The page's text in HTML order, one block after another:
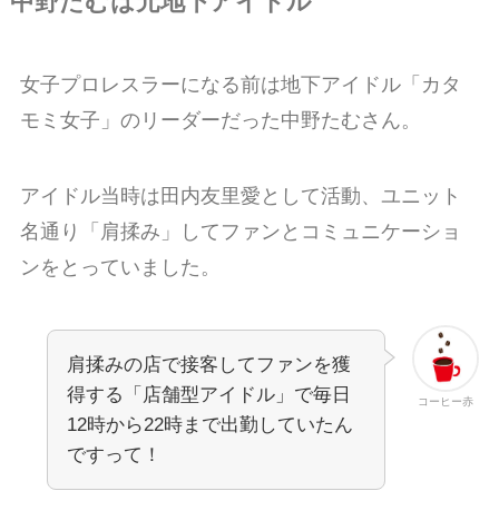
女子プロレスラーになる前は地下アイドル「カタ
モミ女子」のリーダーだった中野たむさん。
アイドル当時は田内友里愛として活動、ユニット
名通り「肩揉み」してファンとコミュニケーショ
ンをとっていました。
コーヒー赤
肩揉みの店で接客してファンを獲
得する「店舗型アイドル」で毎日
12時から22時まで出勤していたん
ですって！